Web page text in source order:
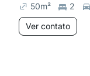
50m² 2
Ver contato